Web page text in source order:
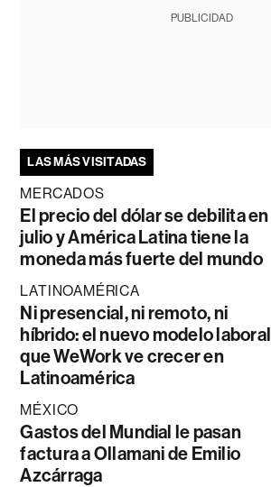
PUBLICIDAD
LAS MÁS VISITADAS
MERCADOS
El precio del dólar se debilita en
julio y América Latina tiene la
moneda más fuerte del mundo
LATINOAMÉRICA
Ni presencial, ni remoto, ni
híbrido: el nuevo modelo laboral
que WeWork ve crecer en
Latinoamérica
MÉXICO
Gastos del Mundial le pasan
factura a Ollamani de Emilio
Azcárraga